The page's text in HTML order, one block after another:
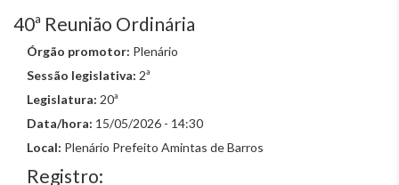
40ª Reunião Ordinária
Órgão promotor: Plenário
Sessão legislativa: 2ª
Legislatura: 20ª
Data/hora: 15/05/2026 - 14:30
Local: Plenário Prefeito Amintas de Barros
Registro: